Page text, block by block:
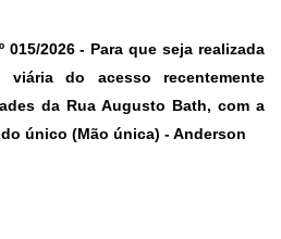
015/2026 - Para que seja realizada
do acesso recentemente
da Rua Augusto Bath, com a
único (Mão única) - Anderson